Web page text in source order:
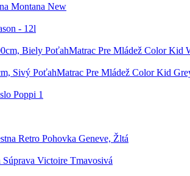
Montana New
- 12l
Matrac Pre Mládež Color Kid
Matrac Pre Mládež Color Kid
Poppi 1
Retro Pohovka Geneve, Žltá
Súprava Victoire Tmavosivá